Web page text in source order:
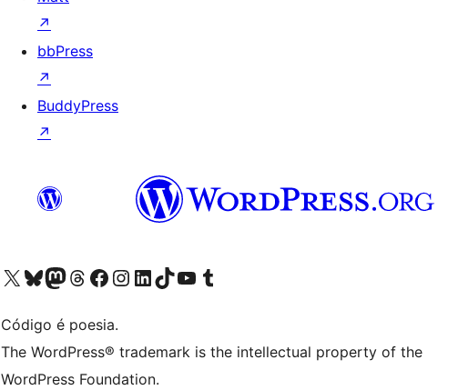
↗
bbPress
↗
BuddyPress
↗
Visite a nossa conta X (antigo Twitter)
Visit our Bluesky account
Visit our Mastodon account
Visit our Threads account
Visite a nossa página do Facebook
Visite a nossa conta no Instagram
Visite a nossa conta no LinkedIn
Visit our TikTok account
Visit our YouTube channel
Visit our Tumblr account
Código é poesia.
The WordPress® trademark is the intellectual property of the
WordPress Foundation.